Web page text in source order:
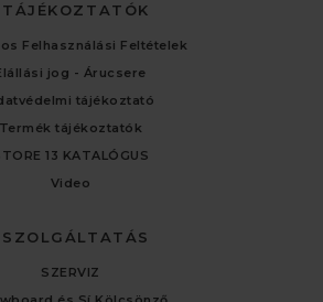
TÁJÉKOZTATÓK
Felhasználási Feltételek
jog - Árucsere
tájékoztató
Termék tájékoztatók
13 KATALÓGUS
Video
SZOLGÁLTATÁS
SZERVIZ